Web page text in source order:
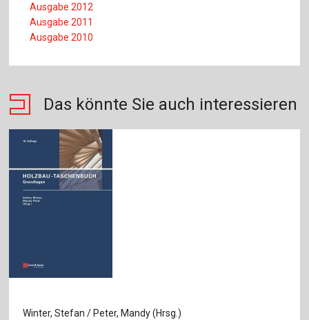
Ausgabe 2012
Ausgabe 2011
Ausgabe 2010
Das könnte Sie auch interessieren
Winter, Stefan / Peter, Mandy (Hrsg.)